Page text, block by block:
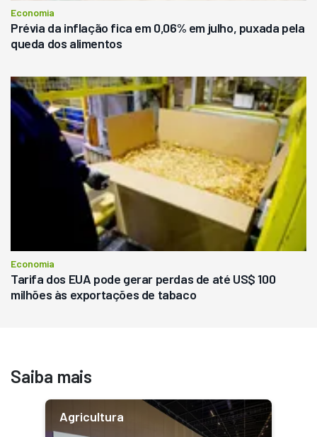
Economia
Prévia da inflação fica em 0,06% em julho, puxada pela
queda dos alimentos
Economia
Tarifa dos EUA pode gerar perdas de até US$ 100
milhões às exportações de tabaco
Saiba mais
Agricultura